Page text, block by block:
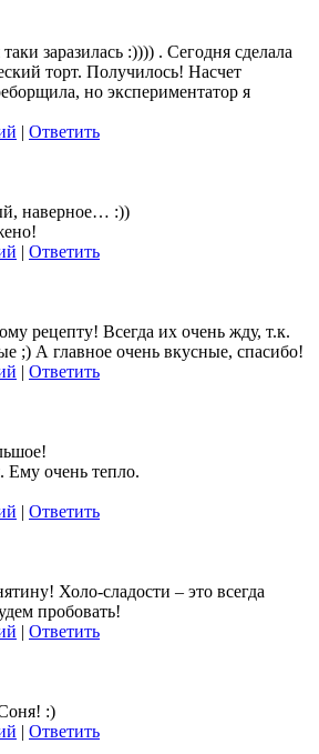
заразилась :)))) . Сегодня сделала
торт. Получилось! Насчет
но экспериментатор я
| Ответить
наверное… :))
| Ответить
рецепту! Всегда их очень жду, т.к.
;) А главное очень вкусные, спасибо!
| Ответить
Ему очень тепло.
| Ответить
Холо-сладости – это всегда
пробовать!
| Ответить
:)
| Ответить